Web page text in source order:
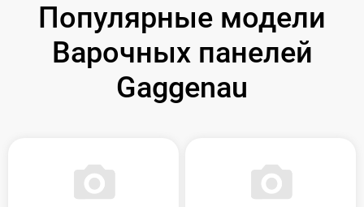
Популярные модели
Варочных панелей
Gaggenau